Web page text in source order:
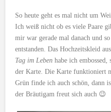
So heute geht es mal nicht um
Ich weiß nicht ob es viele Paare
mir war gerade mal danach und
entstanden. Das Hochzeitskleid
Tag im Leben habe ich embossed,
der Karte. Die Karte funktioniert
Grün finde ich auch schön, dann
der Bräutigam freut sich auch 😉